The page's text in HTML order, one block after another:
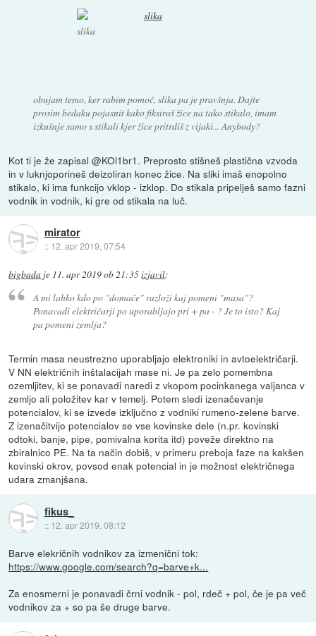
slika
obujam temo, ker rabim pomoč, slika pa je pravšnja. Dajte
prosim bedaku pojasnit kako fiksiraš žice na tako stikalo, imam
izkušnje samo s stikali kjer žice pritrdiš z vijaki... Anybody?
Kot ti je že zapisal @KOl1br1. Preprosto stišneš plastična vzvoda
in v luknjoporineš deizoliran konec žice. Na sliki imaš enopolno
stikalo, ki ima funkcijo vklop - izklop. Do stikala pripelješ samo fazni
vodnik in vodnik, ki gre od stikala na luč.
mirator
:: 12. apr 2019, 07:54
bigbada je 11. apr 2019 ob 21:35izjavil:
A mi lahko kdo po "domače" razloži kaj pomeni "masa"?
Ponavadi električarji po uporabljajo pri + pa - ? Je to isto? Kaj
pa pomeni zemlja?
Termin masa neustrezno uporabljajo elektroniki in avtoelektričarji.
V NN električnih inštalacijah mase ni. Je pa zelo pomembna
ozemljitev, ki se ponavadi naredi z vkopom pocinkanega valjanca v
zemljo ali položitev kar v temelj. Potem sledi izenačevanje
potencialov, ki se izvede izključno z vodniki rumeno-zelene barve.
Z izenačitvijo potencialov se vse kovinske dele (n.pr. kovinski
odtoki, banje, pipe, pomivalna korita itd) poveže direktno na
zbiralnico PE. Na ta način dobiš, v primeru preboja faze na kakšen
kovinski okrov, povsod enak potencial in je možnost električnega
udara zmanjšana.
fikus_
:: 12. apr 2019, 08:12
Barve elekričnih vodnikov za izmenični tok:
https://www.google.com/search?q=barve+k...
Za enosmerni je ponavadi črni vodnik - pol, rdeč + pol, če je pa več
vodnikov za + so pa še druge barve.